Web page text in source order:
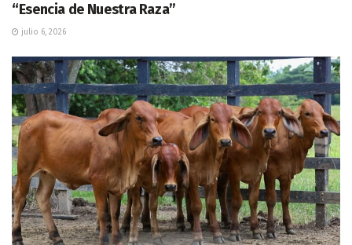
“Esencia de Nuestra Raza”
julio 6, 2026